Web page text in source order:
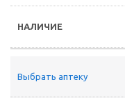
Выбрать аптеку